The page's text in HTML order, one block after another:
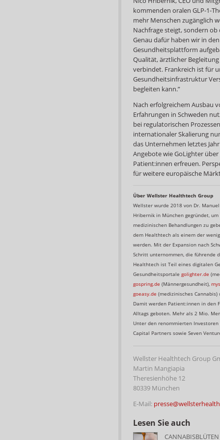
kommenden oralen GLP-1-
mehr Menschen zugänglich
Nachfrage steigt, sondern
Genau dafür haben wir in
Gesundheitsplattform
Qualität, ärztlicher
verbindet. Frankreich ist für
Gesundheitsinfrastruktur
begleiten kann.”
Nach erfolgreichem Ausbau
Erfahrungen in Schweden
bei regulatorischen
internationaler Skalierung
das Unternehmen letztes
Angebote wie GoLighter
Patient:innen erfreuen.
für weitere europäische
Über Wellster Healthtech Group
Wellster wurde 2018 von Dr.
Hribernik in München gegründet,
medizinischen Behandlungen zu
dem Healthtech als einem der
werden. Mit der Expansion nach
Schritt unternommen, die führende
Healthtech ist Teil eines digitalen
Gesundheitsportale golighter.de
gospring.de (Männergesundheit),
goeasy.de (medizinisches Cannabis)
Damit werden Patient:innen in den
Alltags geboten. Mehr als 2 Mio.
Unter den renommierten Investoren
Capital Partners sowie Seven
Wellster Healthtech Group
Martin Mangiapia
Theresienhöhe 12
80339 München
E-Mail:
Lesen Sie auch
CANNABISBLÜTEN